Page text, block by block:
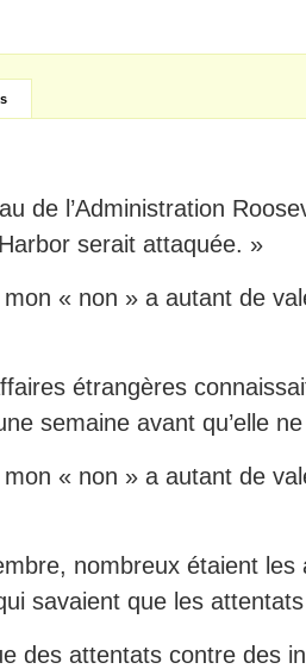
de l’Administration
serait attaquée. »
« non » a autant de
étrangères
semaine avant qu’elle
« non » a autant de
nombreux étaient les
savaient que les
des attentats contre des